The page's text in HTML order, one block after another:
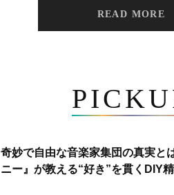
READ MORE
奇妙で自由な音楽家集団の真実と
ニー』が教える“好き”を貫くDIY